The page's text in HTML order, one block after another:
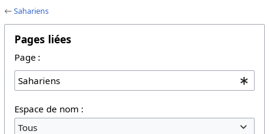
←Sahariens
Pages liées
Page :
Espace de nom :
Tous